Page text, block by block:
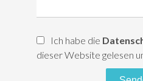
Ich habe die
dieser Website gelesen